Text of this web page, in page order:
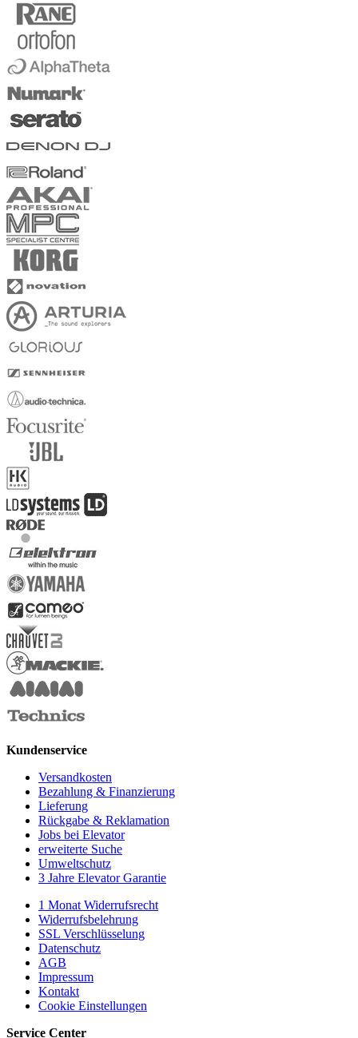
Kundenservice
Versandkosten
Bezahlung & Finanzierung
Lieferung
Rückgabe & Reklamation
Jobs bei Elevator
erweiterte Suche
Umweltschutz
3 Jahre Elevator Garantie
1 Monat Widerrufsrecht
Widerrufsbelehrung
SSL Verschlüsselung
Datenschutz
AGB
Impressum
Kontakt
Cookie Einstellungen
Service Center